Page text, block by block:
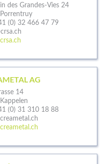
des Grandes-Vies 24
(0) 32 466 47 79
AG
14
(0) 31 310 18 88